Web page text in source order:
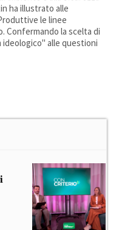
ha illustrato alle
le linee
Confermando la scelta di
alle questioni